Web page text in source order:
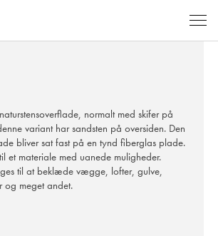
normalt med skifer på
variant har sandsten på oversiden. Den
bliver sat fast på en tynd fiberglas plade.
et materiale med uanede muligheder.
til at beklæde vægge, lofter, gulve,
og meget andet.